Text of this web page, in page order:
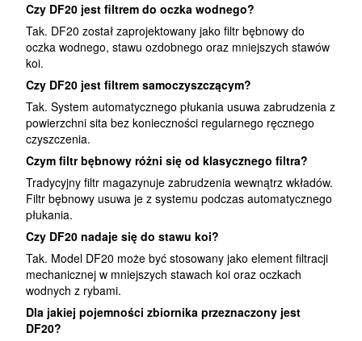
Czy DF20 jest filtrem do oczka wodnego?
Tak. DF20 został zaprojektowany jako filtr bębnowy do
oczka wodnego, stawu ozdobnego oraz mniejszych stawów
koi.
Czy DF20 jest filtrem samoczyszczącym?
Tak. System automatycznego płukania usuwa zabrudzenia z
powierzchni sita bez konieczności regularnego ręcznego
czyszczenia.
Czym filtr bębnowy różni się od klasycznego filtra?
Tradycyjny filtr magazynuje zabrudzenia wewnątrz wkładów.
Filtr bębnowy usuwa je z systemu podczas automatycznego
płukania.
Czy DF20 nadaje się do stawu koi?
Tak. Model DF20 może być stosowany jako element filtracji
mechanicznej w mniejszych stawach koi oraz oczkach
wodnych z rybami.
Dla jakiej pojemności zbiornika przeznaczony jest
DF20?